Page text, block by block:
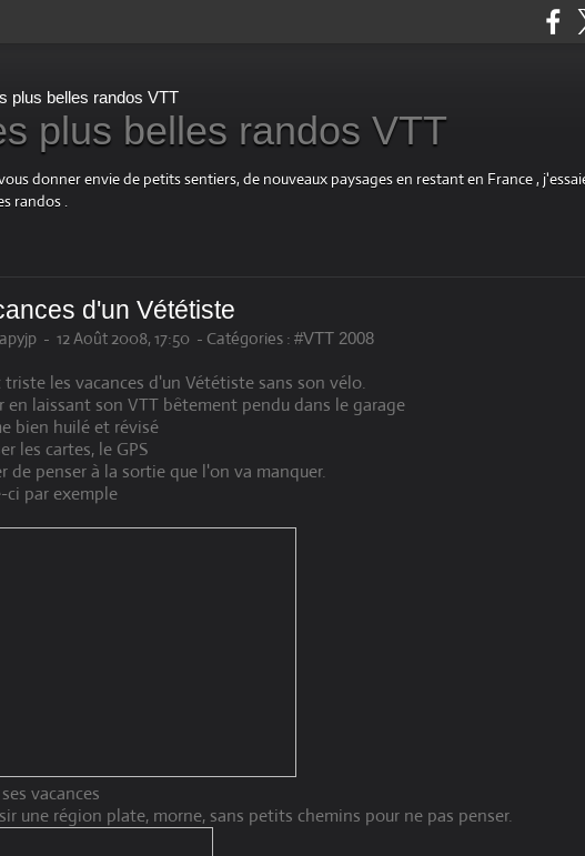
plus belles randos VTT
donner envie de petits sentiers, de nouveaux paysages en restant en France ,
randos .
d'un Vététiste
- 12 Août 2008, 17:50 - Catégories : #VTT 2008
triste les vacances d'un Vététiste sans son vélo.
en laissant son VTT bêtement pendu dans le garage
bien huilé et révisé
les cartes, le GPS
de penser à la sortie que l'on va manquer.
ci par exemple
vacances
une région plate, morne, sans petits chemins pour ne pas penser.